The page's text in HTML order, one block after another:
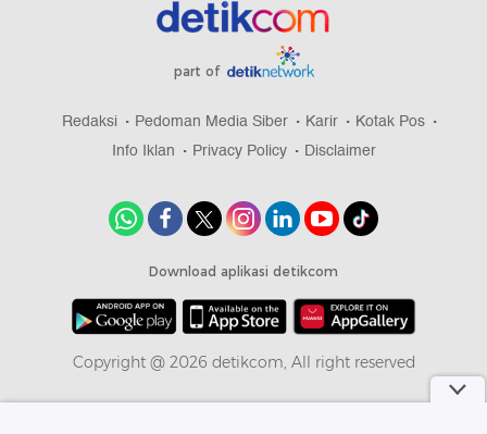
part of
Redaksi Pedoman Media Siber Karir
Kotak Pos
Info Iklan
Privacy Policy Disclaimer
Download aplikasi detikcom
Copyright @ 2026 detikcom, All right reserved